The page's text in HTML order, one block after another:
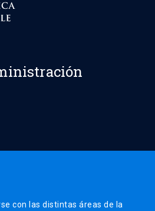
con las distintas áreas de la